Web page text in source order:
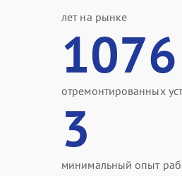
лет на рынке
1076
отремонтированных
3
минимальный опыт